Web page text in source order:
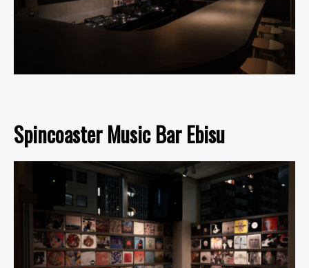
Spincoaster Music Bar Ebisu